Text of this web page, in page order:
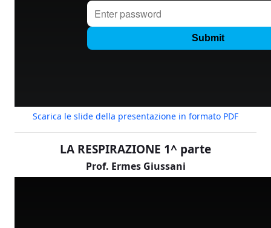
Scarica le slide della presentazione in formato PDF
LA RESPIRAZIONE 1^ parte
Prof. Ermes Giussani